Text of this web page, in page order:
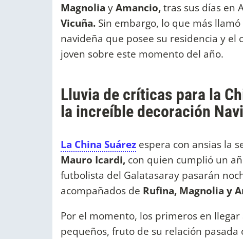
Magnolia yAmancio,tras sus días en
Vicuña. Sin embargo, lo que más
navideña que posee su residencia y
joven sobre este momento del año.
Lluvia de críticas para la
la increíble decoración
La China Suárez espera con ansias la
Mauro Icardi, con quien cumplió un
futbolista del Galatasaray pasarán
acompañados de Rufina, Magnolia y
Por el momento, los primeros en
pequeños, fruto de su relación pasada